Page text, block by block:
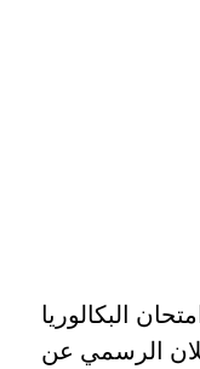
البكالوريا
الرسمي عن